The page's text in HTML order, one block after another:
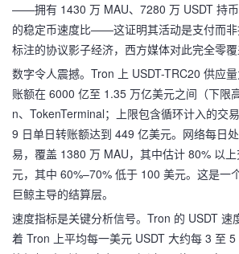
——拥有 1430 万 MAU、7280 万 USDT 持
的稳定币速度比——这证明其活动是支付而
标注的协议影子经济，西方媒体对此完全零覆
数字令人震撼。Tron 上 USDT-TRC20 供应
账额在 6000 亿至 1.35 万亿美元之间（下
n、TokenTerminal；上限包含循环计入的交
9 日单日转账额达到 449 亿美元。网络每日
易，覆盖 1380 万 MAU，其中估计 80% 以
元，其中 60%–70% 低于 100 美元。这是一
巨鲸主导的结算层。
速度指标是关键分析信号。Tron 的 USDT 速
着 Tron 上平均每一美元 USDT 大约每 3 至